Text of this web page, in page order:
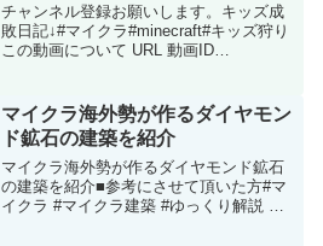
チャンネル登録お願いします。キッズ成
敗日記↓#マイクラ#minecraft#キッズ狩り
この動画について URL 動画ID
マイクラ海外勢が作るダイヤモン
ド鉱石の建築を紹介
マイクラ海外勢が作るダイヤモンド鉱石
の建築を紹介■参考にさせて頂いた方#マ
イクラ #マイクラ建築 #ゆっくり解説 こ